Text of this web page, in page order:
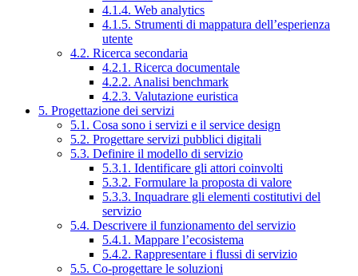
4.1.4. Web analytics
4.1.5. Strumenti di mappatura dell’esperienza
utente
4.2. Ricerca secondaria
4.2.1. Ricerca documentale
4.2.2. Analisi benchmark
4.2.3. Valutazione euristica
5. Progettazione dei servizi
5.1. Cosa sono i servizi e il service design
5.2. Progettare servizi pubblici digitali
5.3. Definire il modello di servizio
5.3.1. Identificare gli attori coinvolti
5.3.2. Formulare la proposta di valore
5.3.3. Inquadrare gli elementi costitutivi del
servizio
5.4. Descrivere il funzionamento del servizio
5.4.1. Mappare l’ecosistema
5.4.2. Rappresentare i flussi di servizio
5.5. Co-progettare le soluzioni